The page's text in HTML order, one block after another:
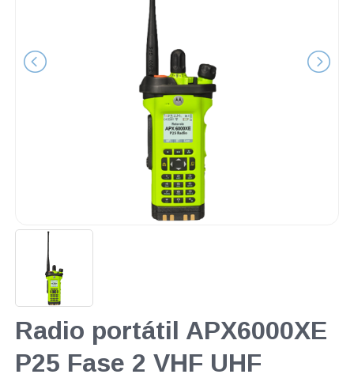
Radio portátil APX6000XE
P25 Fase 2 VHF UHF